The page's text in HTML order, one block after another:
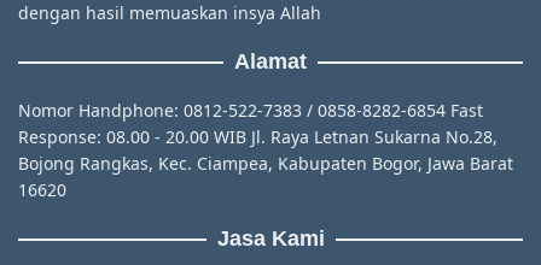
dengan hasil memuaskan insya Allah
Alamat
Nomor Handphone: 0812-522-7383 / 0858-8282-6854 Fast
Response: 08.00 - 20.00 WIB Jl. Raya Letnan Sukarna No.28,
Bojong Rangkas, Kec. Ciampea, Kabupaten Bogor, Jawa Barat
16620
Jasa Kami